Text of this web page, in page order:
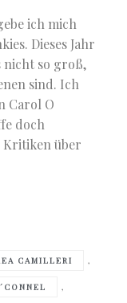
ich mich
Dieses Jahr
nicht so groß,
sind. Ich
Carol O
doch
Kritiken über
CAMILLERI ,
,